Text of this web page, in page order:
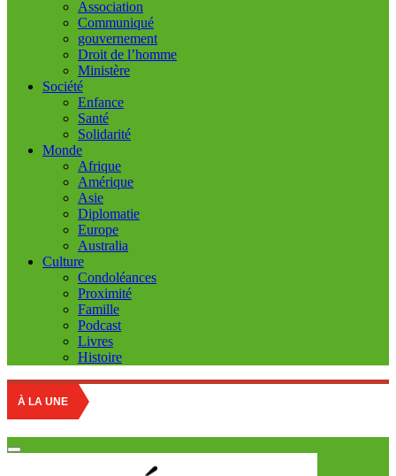
Association
Communiqué
gouvernement
Droit de l’homme
Ministère
Société
Enfance
Santé
Solidarité
Monde
Afrique
Amérique
Asie
Diplomatie
Europe
Australia
Culture
Condoléances
Proximité
Famille
Podcast
Livres
Histoire
À LA UNE